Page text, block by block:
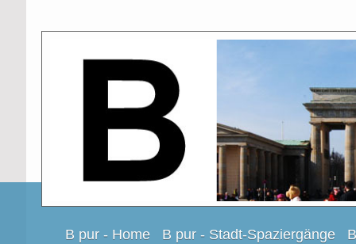
B pur - Home B pur - Stadt-Spaziergänge